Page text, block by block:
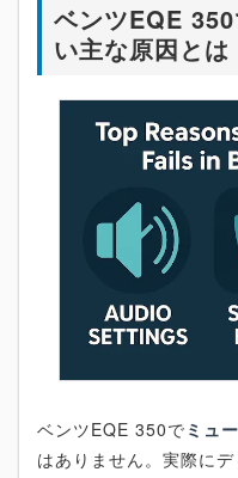
ベンツEQE
い主な原因とは
ベンツEQE 350で ミュ
はありません。実際に